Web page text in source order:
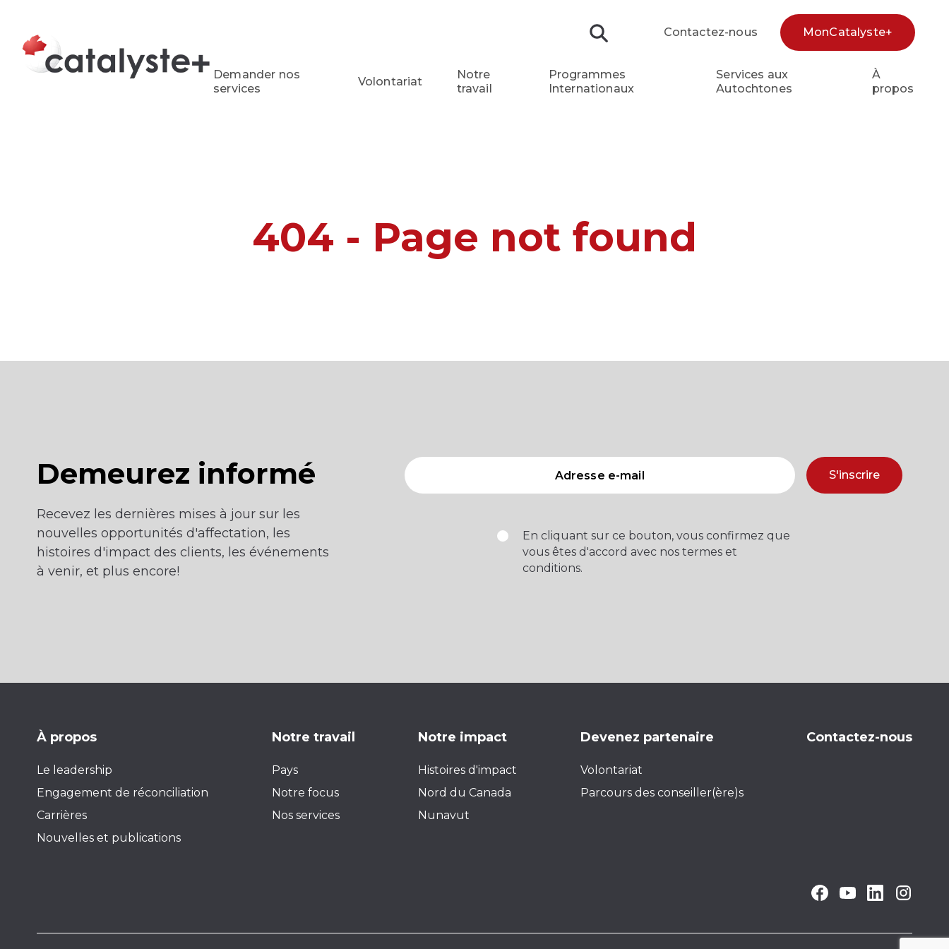
RechercheContactez-nous MonCatalyste+
Demander nos
services
Volontariat
Notre
travail
Programmes
Internationaux
Services aux
Autochtones
À
propos
404 - Page not found
Demeurez informé
Recevez les dernières mises à jour sur les
nouvelles opportunités d'affectation, les
histoires d'impact des clients, les événements
à venir, et plus encore!
S'inscrire
En cliquant sur ce bouton, vous confirmez que
vous êtes d'accord avec nos termes et
conditions.
À propos
Le leadership
Engagement de réconciliation
Carrières
Nouvelles et publications
Notre travail
Pays
Notre focus
Nos services
Notre impact
Histoires d'impact
Nord du Canada
Nunavut
Devenez partenaire
Volontariat
Parcours des conseiller(ère)s
Contactez-nous